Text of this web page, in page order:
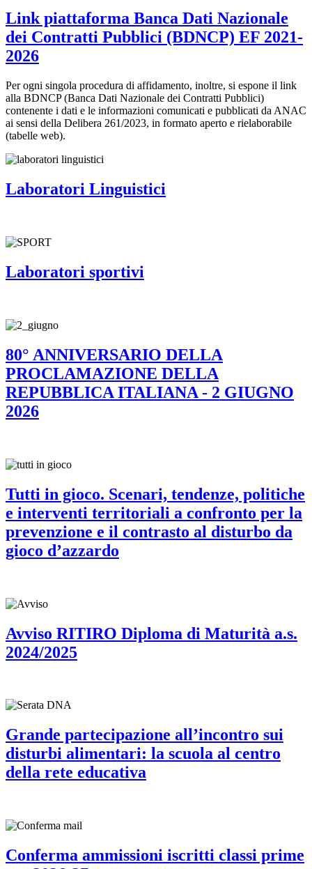
Link piattaforma Banca Dati Nazionale
dei Contratti Pubblici (BDNCP) EF 2021-
2026
Per ogni singola procedura di affidamento, inoltre, si espone il link
alla BDNCP (Banca Dati Nazionale dei Contratti Pubblici)
contenente i dati e le informazioni comunicati e pubblicati da ANAC
ai sensi della Delibera 261/2023, in formato aperto e rielaborabile
(tabelle web).
Laboratori Linguistici
Laboratori sportivi
80° ANNIVERSARIO DELLA
PROCLAMAZIONE DELLA
REPUBBLICA ITALIANA - 2 GIUGNO
2026
Tutti in gioco. Scenari, tendenze, politiche
e interventi territoriali a confronto per la
prevenzione e il contrasto al disturbo da
gioco d’azzardo
Avviso RITIRO Diploma di Maturità a.s.
2024/2025
Grande partecipazione all’incontro sui
disturbi alimentari: la scuola al centro
della rete educativa
Conferma ammissioni iscritti classi prime